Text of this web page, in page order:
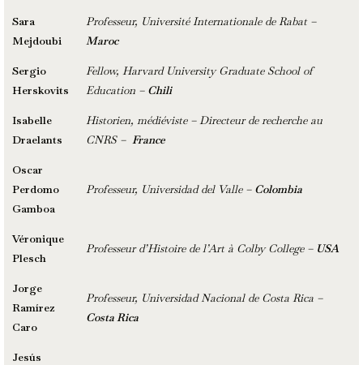
Sara
Mejdoubi
Professeur, Université Internationale de Rabat –
Maroc
Sergio
Herskovits
Fellow, Harvard University Graduate School of
Education – Chili
Isabelle
Draelants
Historien, médiéviste – Directeur de recherche au
CNRS – France
Oscar
Perdomo
Gamboa
Professeur, Universidad del Valle – Colombia
Véronique
Plesch
Professeur d’Histoire de l’Art à Colby College – USA
Jorge
Ramírez
Caro
Professeur, Universidad Nacional de Costa Rica –
Costa Rica
Jesús